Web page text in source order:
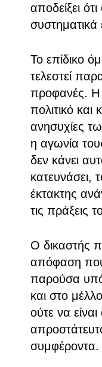
αποδείξει
συστηματικά
Το επίδικο
τελεστεί
προφανές. Η
πολιτικό και
ανησυχίες
η αγωνία
δεν κάνει
κατευνάσει,
έκτακτης
τις πράξεις
Ο δικαστής
απόφαση
παρούσα
και στο
ούτε να
συμφέροντα.